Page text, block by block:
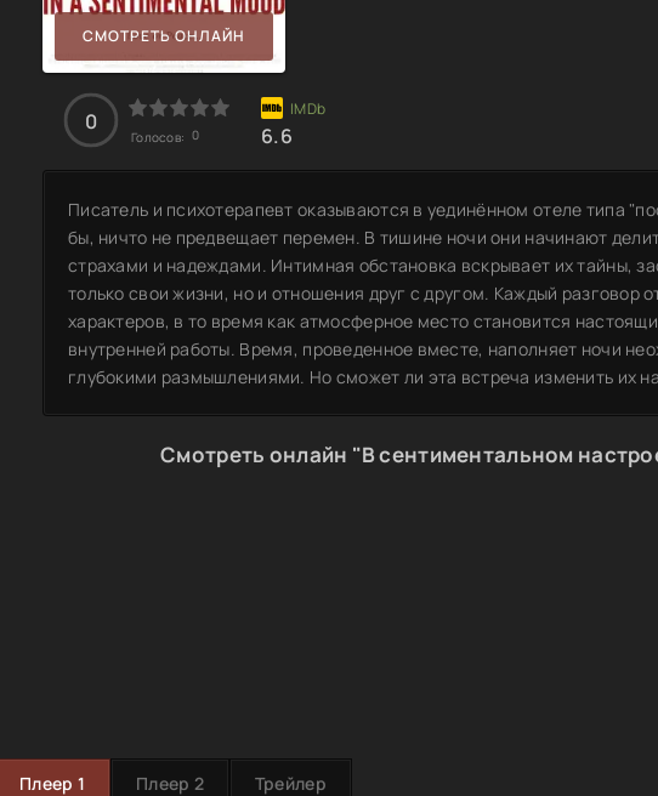
СМОТРЕТЬ ОНЛАЙН
0
Голосов: 0 6.6
Писатель и психотерапевт оказываются в уединённом отеле типа
бы, ничто не предвещает перемен. В тишине ночи они начинают
страхами и надеждами. Интимная обстановка вскрывает их тайны,
только свои жизни, но и отношения друг с другом. Каждый разговор
характеров, в то время как атмосферное место становится
внутренней работы. Время, проведенное вместе, наполняет ночи
глубокими размышлениями. Но сможет ли эта встреча изменить их
Смотреть онлайн "В сентиментальном
Плеер 1 Плеер 2 Трейлер